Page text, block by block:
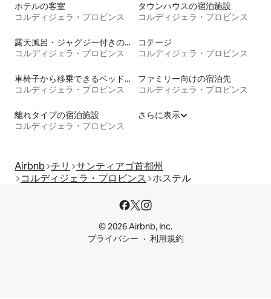
ホテルの客室
コルディジェラ・プロビンス
タウンハウスの宿泊施設
コルディジェラ・プロビンス
露天風呂・ジャグジー付きの宿泊施設
コルディジェラ・プロビンス
コテージ
コルディジェラ・プロビンス
車椅子から移乗できるベッドがある宿泊施設
コルディジェラ・プロビンス
ファミリー向けの宿泊先
コルディジェラ・プロビンス
離れタイプの宿泊施設
コルディジェラ・プロビンス
さらに表示
Airbnb チリ
サンティアゴ首都州
コルディジェラ・プロビンス ホステル
© 2026 Airbnb, Inc.
プライバシー
利用規約